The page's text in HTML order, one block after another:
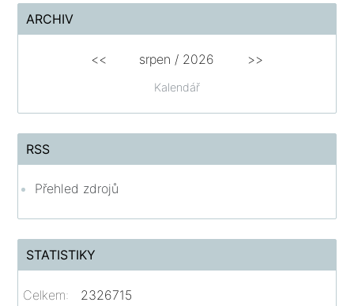
ARCHIV
Kalendář
<< srpen / 2026 >>
RSS
Přehled zdrojů
STATISTIKY
Celkem:
2326715